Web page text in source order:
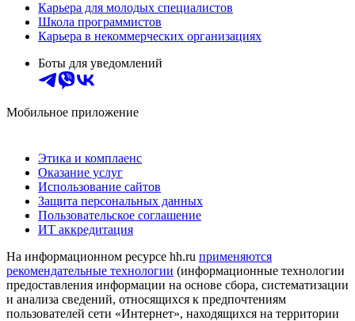
Карьера для молодых специалистов
Школа программистов
Карьера в некоммерческих организациях
Боты для уведомлений
Мобильное приложение
Этика и комплаенс
Оказание услуг
Использование сайтов
Защита персональных данных
Пользовательское соглашение
ИТ аккредитация
На информационном ресурсе hh.ru применяются
рекомендательные технологии (информационные технологии
предоставления информации на основе сбора, систематизации
и анализа сведений, относящихся к предпочтениям
пользователей сети «Интернет», находящихся на территории